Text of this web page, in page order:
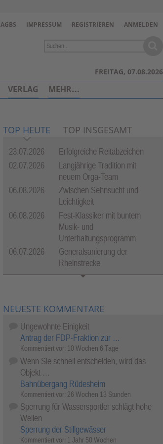
FREITAG, 07.08.2026
AGBS IMPRESSUM REGISTRIEREN ANMELDEN
TOP HEUTE TOP INSGESAMT
23.07.2026
Erfolgreiche Reitabzeichen
02.07.2026
Langjährige Tradition mit
neuem Orga-Team
06.08.2026
Zwischen Sehnsucht und
Leichtigkeit
06.08.2026
Fest-Klassiker mit buntem
Musik- und
Unterhaltungsprogramm
06.07.2026
Generalsanierung der
Rheinstrecke
NEUESTE KOMMENTARE
Ungewohnte Einigkeit
Antrag der FDP-Fraktion zur …
Kommentiert vor: 10 Wochen 6 Tage
Wenn Sie schnell entscheiden, wird das
Objekt …
Bahnübergang Rüdesheim
Kommentiert vor: 26 Wochen 13 Stunden
Sperrung für Wassersportler schlägt hohe
Wellen
Sperrung der Stillgewässer
Kommentiert vor: 1 Jahr 50 Wochen
VERLAG MEHR…